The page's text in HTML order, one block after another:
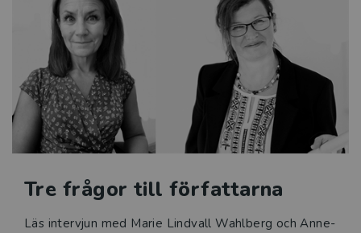
vårdnadshavare.
Tre frågor till författarna
Läs intervjun med Marie Lindvall Wahlberg och Anne-